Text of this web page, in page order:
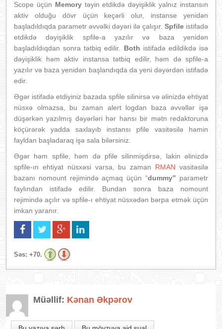
Scope üçün Memorytəyin etdikdə dəyişiklik yalnız instansın
aktiv olduğu dövr üçün keçərli olur, instanse yenidən
başladıldıqda parametr əvvəlki dəyəri ilə çalışır. Spfile istifadə
etdikdə dəyişiklik spfile-a yazılır və baza yenidən
başladıldıqdan sonra tətbiq edilir. Both istifadə edildikdə isə
dəyişiklik həm aktiv instansa tətbiq edilir, həm də spfile-a
yazılır və baza yenidən başlandıqda da yeni dəyərdən istifadə
edir.
Əgər istifadə etdiyiniz bazada spfile silinirsə və əlinizdə ehtiyat
nüsxə olmazsa, bu zaman alert logdan baza əvvəllər işə
düşərkən yazılmış dəyərləri hər hansı bir mətn redaktoruna
köçürərək yadda saxlayıb instansı pfile vasitəsilə həmin
fayldan başladaraq işə sala bilərsiniz.
Əgər həm spfile, həm də pfile silinmişdirsə, lakin əlinizdə
spfile-ın ehtiyat nüsxəsi varsa, bu zaman RMANvasitəsilə
bazanı nomount rejimində açmaq üçün “dummy” parametr
faylından istifadə edilir. Bundan sonra baza nomount
rejimində açılır və spfile-ı ehtiyat nüsxədən bərpa etmək üçün
imkan yaranır.
Səs: +70.
Müəllif: Kənan Əkpərov